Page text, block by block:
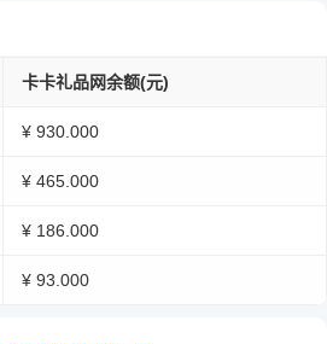
卡卡礼品网余额(元)
¥ 930.000
¥ 465.000
¥ 186.000
¥ 93.000